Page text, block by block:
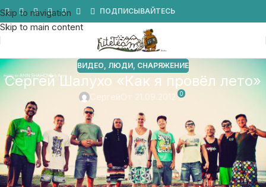
Skip to navigation
Skip to main content
ПОДПИСЫВАЙТЕСЬ
ВИДЕО, ЛЮДИ, СНАРЯЖЕНИЕ
Сергей Шалухо «Как я провёл лето»
Сергей 0
Привет!
Этим летом я перешел на снаряжениеAIRUSH. Довольно
новый бренд на российском рынке, но уже завоевавший
доверие у многих зарубежных кайтеров. На AIRUSHаш
катают такие райдеры как: Alex Pastor, Bruna Kajiya, Gisela